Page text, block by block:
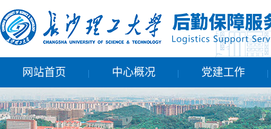
网站首页 中心概况 党建工作